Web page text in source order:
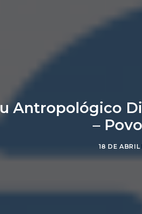
Antropológico
–
18 DE ABRIL